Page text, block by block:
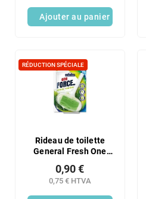
Ajouter au panier
RÉDUCTION SPÉCIALE
Rideau de toilette
General Fresh One
0,75 € HTVA
0,90 €